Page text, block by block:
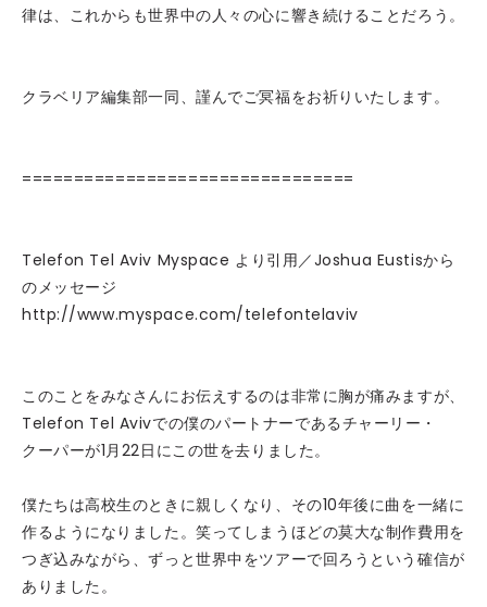
律は、これからも世界中の人々の心に響き続けることだろう。
クラベリア編集部一同、謹んでご冥福をお祈りいたします。
================================
Telefon Tel Aviv Myspace より引用／Joshua Eustisから
のメッセージ
http://www.myspace.com/telefontelaviv
このことをみなさんにお伝えするのは非常に胸が痛みますが、
Telefon Tel Avivでの僕のパートナーであるチャーリー・
クーパーが1月22日にこの世を去りました。
僕たちは高校生のときに親しくなり、その10年後に曲を一緒に
作るようになりました。笑ってしまうほどの莫大な制作費用を
つぎ込みながら、ずっと世界中をツアーで回ろうという確信が
ありました。